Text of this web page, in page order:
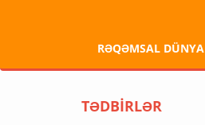
RƏQƏMSAL DÜNYA
TƏDBİRLƏR